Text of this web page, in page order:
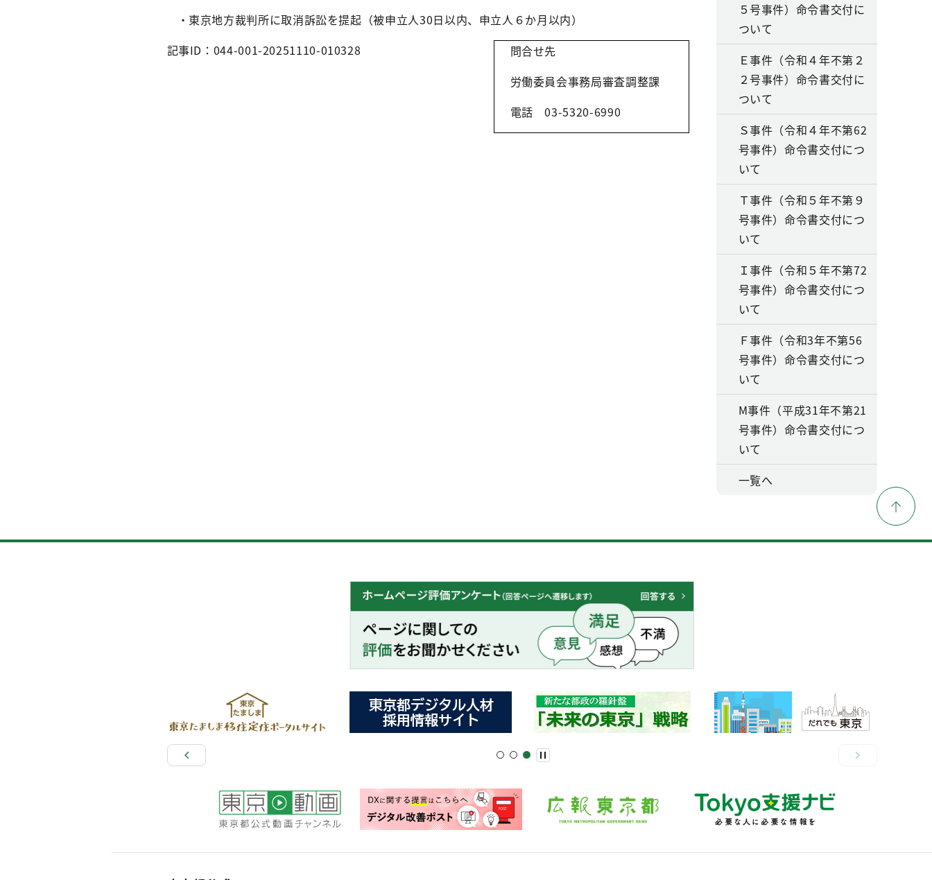
・東京地方裁判所に取消訴訟を提起（被申立人30日以内、申立人６か月以内）
問合せ先
労働委員会事務局審査調整課
電話03-5320-6990
記事ID：044-001-20251110-010328
５号事件）命令書交付に
ついて
Ｅ事件（令和４年不第２
２号事件）命令書交付に
ついて
Ｓ事件（令和４年不第62
号事件）命令書交付につ
いて
Ｔ事件（令和５年不第９
号事件）命令書交付につ
いて
Ｉ事件（令和５年不第72
号事件）命令書交付につ
いて
Ｆ事件（令和3年不第56
号事件）命令書交付につ
いて
M事件（平成31年不第21
号事件）命令書交付につ
いて
一覧へ